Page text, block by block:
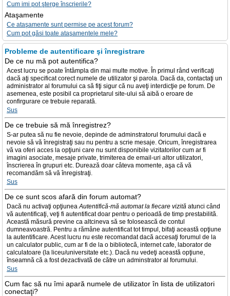
Cum imi pot şterge înscrierile?
Ataşamente
Ce ataşamente sunt permise pe acest forum?
Cum pot găsi toate ataşamentele mele?
Probleme de autentificare şi înregistrare
De ce nu mă pot autentifica?
Acest lucru se poate întâmpla din mai multe motive. În primul rând verificaţi
dacă aţi specificat corect numele de utilizator şi parola. Dacă da, contactaţi un
administrator al forumului ca să fiţi sigur că nu aveţi interdicţie pe forum. De
asemenea, este posibil ca proprietarul site-ului să aibă o eroare de
confirgurare ce trebuie reparată.
Sus
De ce trebuie să mă înregistrez?
S-ar putea să nu fie nevoie, depinde de adminstratorul forumului dacă e
nevoie să vă înregistraţi sau nu pentru a scrie mesaje. Oricum, înregistrarea
vă va oferi acces la opţiuni care nu sunt disponibile vizitatorilor cum ar fi
imagini asociate, mesaje private, trimiterea de email-uri altor utilizatori,
înscrierea în grupuri etc. Durează doar câteva momente, aşa că vă
recomandăm să vă înregistraţi.
Sus
De ce sunt scos afară din forum automat?
Dacă nu activaţi opţiuneaAutentifică-mă automat la fiecare vizită atunci când
vă autentificaţi, veţi fi autentificat doar pentru o perioadă de timp prestabilită.
Această măsură previne ca altcineva să se folosească de contul
dumneavoastră. Pentru a rămâne autentificat tot timpul, bifaţi această opţiune
la autentificare. Acest lucru nu este recomandat dacă accesaţi forumul de la
un calculator public, cum ar fi de la o bibliotecă, internet cafe, laborator de
calculatoare (la liceu/universitate etc.). Dacă nu vedeţi această opţiune,
înseamnă că a fost dezactivată de către un adminstrator al forumului.
Sus
Cum fac să nu îmi apară numele de utilizator în lista de utilizatori
conectaţi?